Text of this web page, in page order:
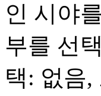
인 시야
부를 선
택: 없음